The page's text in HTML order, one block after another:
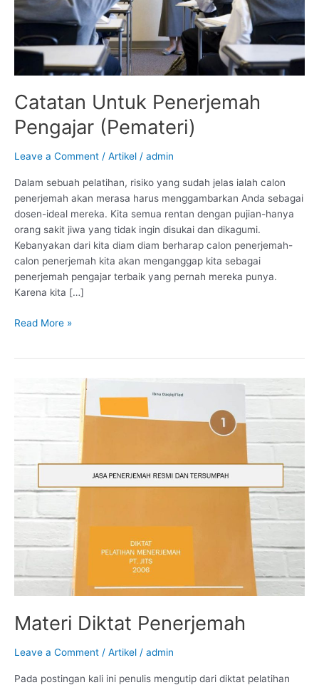
Catatan Untuk Penerjemah
Pengajar (Pemateri)
Leave a Comment / Artikel / admin
Dalam sebuah pelatihan, risiko yang sudah jelas ialah calon
penerjemah akan merasa harus menggambarkan Anda sebagai
dosen-ideal mereka. Kita semua rentan dengan pujian-hanya
orang sakit jiwa yang tidak ingin disukai dan dikagumi.
Kebanyakan dari kita diam diam berharap calon penerjemah-
calon penerjemah kita akan menganggap kita sebagai
penerjemah pengajar terbaik yang pernah mereka punya.
Karena kita […]
Catatan
Read More »
Materi Diktat Penerjemah
Leave a Comment / Artikel / admin
Pada postingan kali ini penulis mengutip dari diktat pelatihan